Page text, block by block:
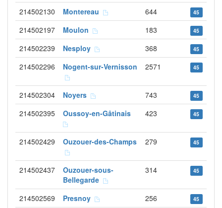
214502130 Montereau 644 45
214502197 Moulon 183 45
214502239 Nesploy 368 45
214502296 Nogent-sur-Vernisson 2571 45
214502304 Noyers 743 45
214502395 Oussoy-en-Gâtinais 423 45
214502429 Ouzouer-des-Champs 279 45
214502437
Ouzouer-sous-
Bellegarde
314 45
214502569 Presnoy 256 45